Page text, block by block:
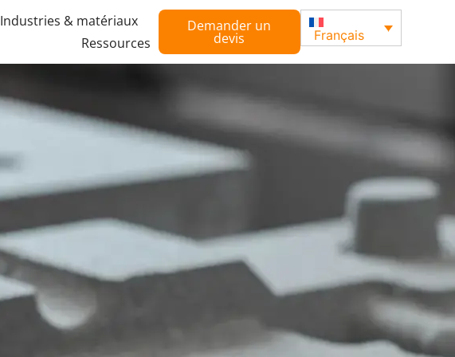
Industries & matériaux
Ressources
Demander un
devis Français